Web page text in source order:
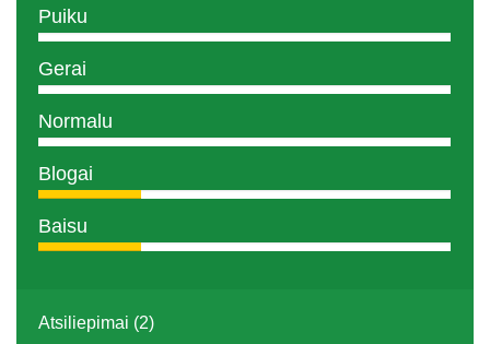
Puiku
Gerai
Normalu
Blogai
Baisu
Atsiliepimai (2)